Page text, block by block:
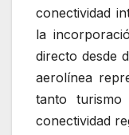
conectividad
la
directo desde
aerolínea
tanto turismo
conectividad